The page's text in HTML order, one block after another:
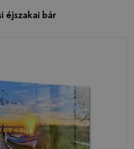
éjszakai bár